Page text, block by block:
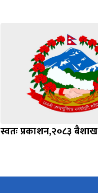
स्वतः प्रकाशन,२०८३ बैशाख